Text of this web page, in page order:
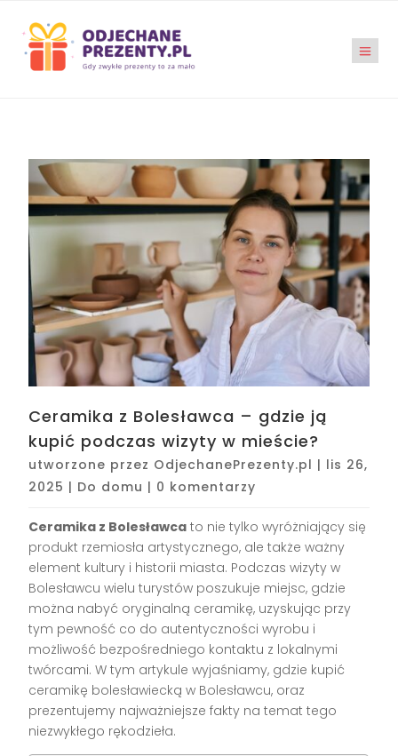
Ceramika z Bolesławca – gdzie ją
kupić podczas wizyty w mieście?
utworzone przez OdjechanePrezenty.pl | lis 26,
2025 | Do domu | 0 komentarzy
Ceramika z Bolesławca to nie tylko wyróżniający się
produkt rzemiosła artystycznego, ale także ważny
element kultury i historii miasta. Podczas wizyty w
Bolesławcu wielu turystów poszukuje miejsc, gdzie
można nabyć oryginalną ceramikę, uzyskując przy
tym pewność co do autentyczności wyrobu i
możliwość bezpośredniego kontaktu z lokalnymi
twórcami. W tym artykule wyjaśniamy, gdzie kupić
ceramikę bolesławiecką w Bolesławcu, oraz
prezentujemy najważniejsze fakty na temat tego
niezwykłego rękodzieła.